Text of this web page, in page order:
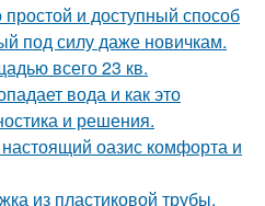
и доступный способ
под силу даже новичкам.
всего 23 кв.
вода и как это
и решения.
оазис комфорта и
из пластиковой трубы.